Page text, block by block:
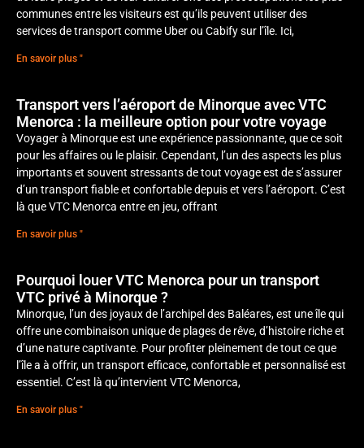
communes entre les visiteurs est qu’ils peuvent utiliser des
services de transport comme Uber ou Cabify sur l’île. Ici,
En savoir plus "
Transport vers l’aéroport de Minorque avec VTC
Menorca : la meilleure option pour votre voyage
Voyager à Minorque est une expérience passionnante, que ce soit
pour les affaires ou le plaisir. Cependant, l’un des aspects les plus
importants et souvent stressants de tout voyage est de s’assurer
d’un transport fiable et confortable depuis et vers l’aéroport. C’est
là que VTC Menorca entre en jeu, offrant
En savoir plus "
Pourquoi louer VTC Menorca pour un transport
VTC privé à Minorque ?
Minorque, l’un des joyaux de l’archipel des Baléares, est une île qui
offre une combinaison unique de plages de rêve, d’histoire riche et
d’une nature captivante. Pour profiter pleinement de tout ce que
l’île a à offrir, un transport efficace, confortable et personnalisé est
essentiel. C’est là qu’intervient VTC Menorca,
En savoir plus "